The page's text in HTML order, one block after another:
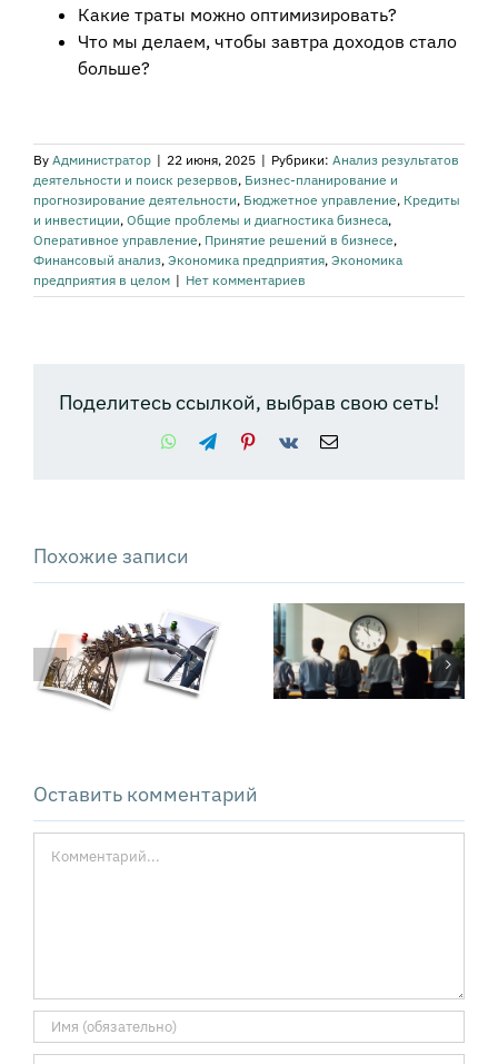
Какие траты можно оптимизировать?
Что мы делаем, чтобы завтра доходов стало
больше?
By Администратор | 22 июня, 2025 | Рубрики: Анализ результатов
деятельности и поиск резервов, Бизнес-планирование и
прогнозирование деятельности, Бюджетное управление, Кредиты
и инвестиции, Общие проблемы и диагностика бизнеса,
Оперативное управление, Принятие решений в бизнесе,
Финансовый анализ, Экономика предприятия, Экономика
предприятия в целом | Нет комментариев
Поделитесь ссылкой, выбрав свою сеть!
WhatsApp
TelegramPinterest
Vk Email
Похожие записи
Сколько стоят
операционные
потери
Техника PSDM:
как решать
сложные
Оставить комментарий
Комментарий